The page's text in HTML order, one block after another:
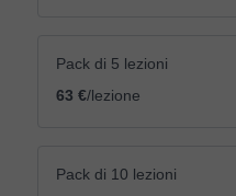
Pack di 5 lezioni
63 €/lezione
Pack di 10 lezioni